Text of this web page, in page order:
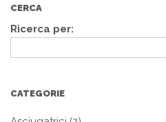
CERCA
Ricerca per:
CATEGORIE